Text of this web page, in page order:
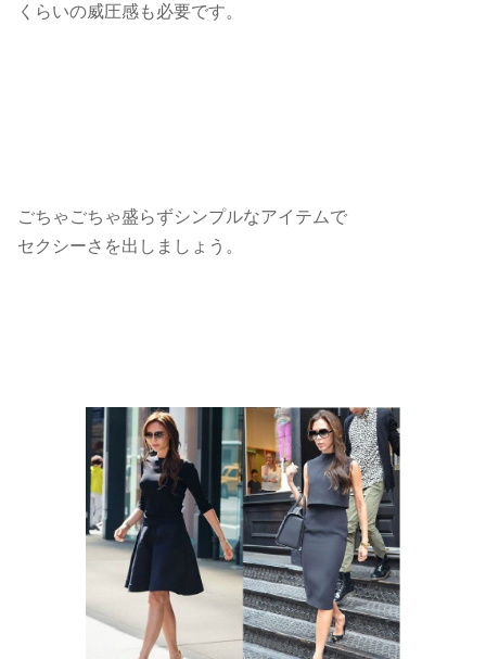
くらいの威圧感も必要です。
ごちゃごちゃ盛らずシンプルなアイテムで
セクシーさを出しましょう。